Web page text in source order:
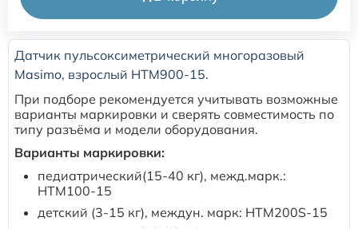
Датчик пульсоксиметрический многоразовый
Masimo, взрослый HTM900-15.
При подборе рекомендуется учитывать возможные
варианты маркировки и сверять совместимость по
типу разъёма и модели оборудования.
Варианты маркировки:
педиатрический(15-40 кг), межд.марк.:
HTM100-15
детский (3-15 кг), междун. марк: HTM200S-15
Расходные материалы к аппаратам ИВЛ Hamilton
Расходные материалы к аппаратам ИВЛ Mindray
Расходные материалы к аппаратам ИВЛ Drager
Расходные материалы к аппаратам Comen
Расходные материалы для ИВЛ Puritan Bennett